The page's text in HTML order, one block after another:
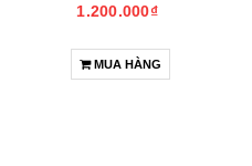
1.200.000₫
MUA HÀNG